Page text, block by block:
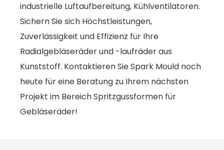
industrielle Luftaufbereitung, Kühlventilatoren.
Sichern Sie sich Höchstleistungen,
Zuverlässigkeit und Effizienz für Ihre
Radialgebläseräder und -laufräder aus
Kunststoff. Kontaktieren Sie Spark Mould noch
heute für eine Beratung zu Ihrem nächsten
Projekt im Bereich Spritzgussformen für
Gebläseräder!